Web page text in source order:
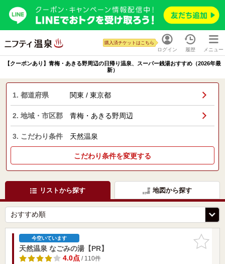
ログイン
購入済チケットはこちら
履歴 メニュー
【クーポンあり】青梅・あきる野周辺の日帰り温泉、スーパー銭湯おすすめ（2026年最
新）
1. 都道府県 関東 / 東京都
2. 地域・市区郡 青梅・あきる野周辺
3. こだわり条件 天然温泉
こだわり条件を変更する
リストから探す 地図から探す
お気に入
りに追加
今空いています
天然温泉 なごみの湯【PR】
4.0点/ 110件